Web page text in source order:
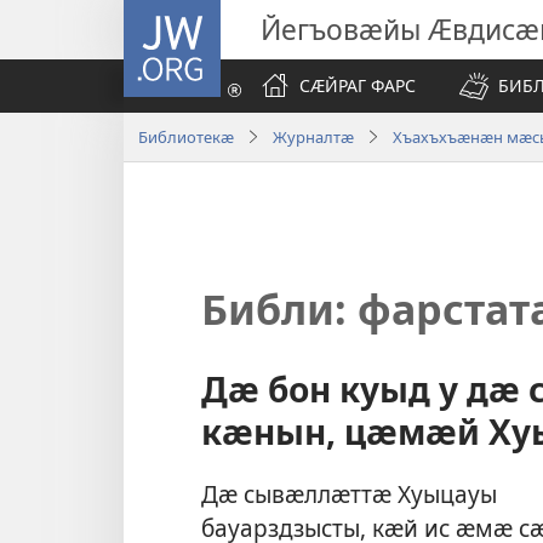
JW.ORG Йегъовӕйы
СӔЙРАГ ФАРС
Библиотекӕ Журналтӕ Хъахъхъӕнӕн
Библи:
Дӕ бон куыд у дӕ
кӕнын, цӕмӕй
Дӕ сывӕллӕттӕ Хуыцауы
бауарздзысты, кӕй ис ӕмӕ